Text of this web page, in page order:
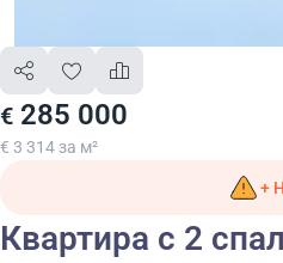
€ 285 000
€ 3 314 за м²
+
Квартира с 2